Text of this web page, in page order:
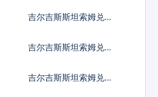
吉尔吉斯斯坦索姆兑新
吉尔吉斯斯坦索姆兑捷
吉尔吉斯斯坦索姆兑匈